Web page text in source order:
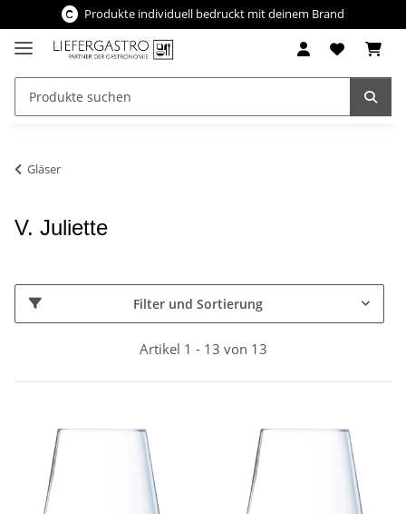
Produkte individuell bedruckt mit deinem Brand
Gläser
V. Juliette
Filter und Sortierung
Artikel 1 - 13 von 13